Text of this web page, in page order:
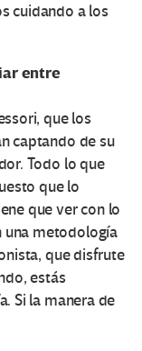
cuidando a los
entre
que los
captando de su
Todo lo que
que lo
que ver con lo
una metodología
que disfrute
estás
Si la manera de